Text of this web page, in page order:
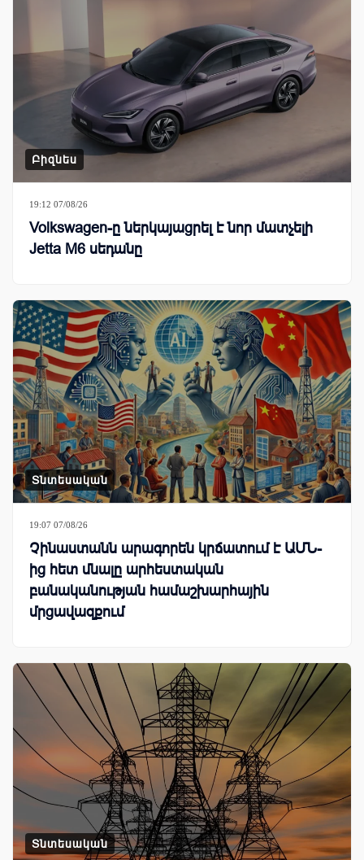
Բիզնես
19:12 07/08/26
Volkswagen-ը ներկայացրել է նոր մատչելի
Jetta M6 սեդանը
Տնտեսական
19:07 07/08/26
Չինաստանն արագորեն կրճատում է ԱՄՆ-
ից հետ մնալը արհեստական
բանականության համաշխարհային
մրցավազքում
Տնտեսական